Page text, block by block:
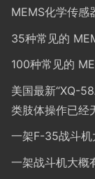
MEMS化学传感
35种常见的
100种常见的
美国最新“XQ-
类肢体操作已经
一架F-35战斗机
一架战斗机大概